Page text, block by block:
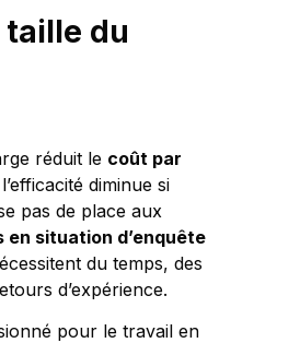
du
réduit le coût par
diminue si
pas de place aux
en situation d’enquête
du temps, des
d’expérience.
pour le travail en